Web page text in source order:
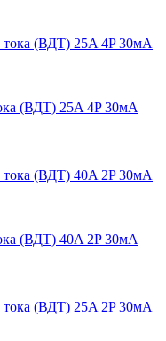
(ВДТ) 25A 4P 30мА
(ВДТ) 40A 2P 30мА